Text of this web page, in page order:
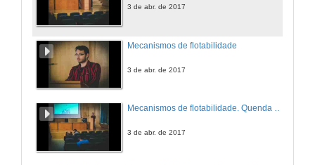
3 de abr. de 2017
Mecanismos de flotabilidade
3 de abr. de 2017
Mecanismos de flotabilidade. Quenda de cuestións
3 de abr. de 2017